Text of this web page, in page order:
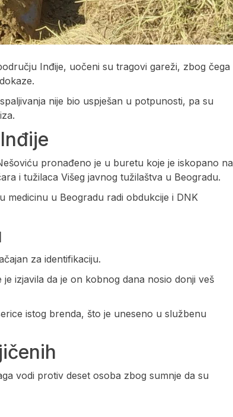
Inđije, uočeni su tragovi gareži, zbog čega
nije bio uspješan u potpunosti, pa su
pronađeno je u buretu koje je iskopano na
i tužilaca Višeg javnog tužilaštva u Beogradu.
medicinu u Beogradu radi obdukcije i DNK
za identifikaciju.
izjavila da je on kobnog dana nosio donji veš
istog brenda, što je uneseno u službenu
vodi protiv deset osoba zbog sumnje da su